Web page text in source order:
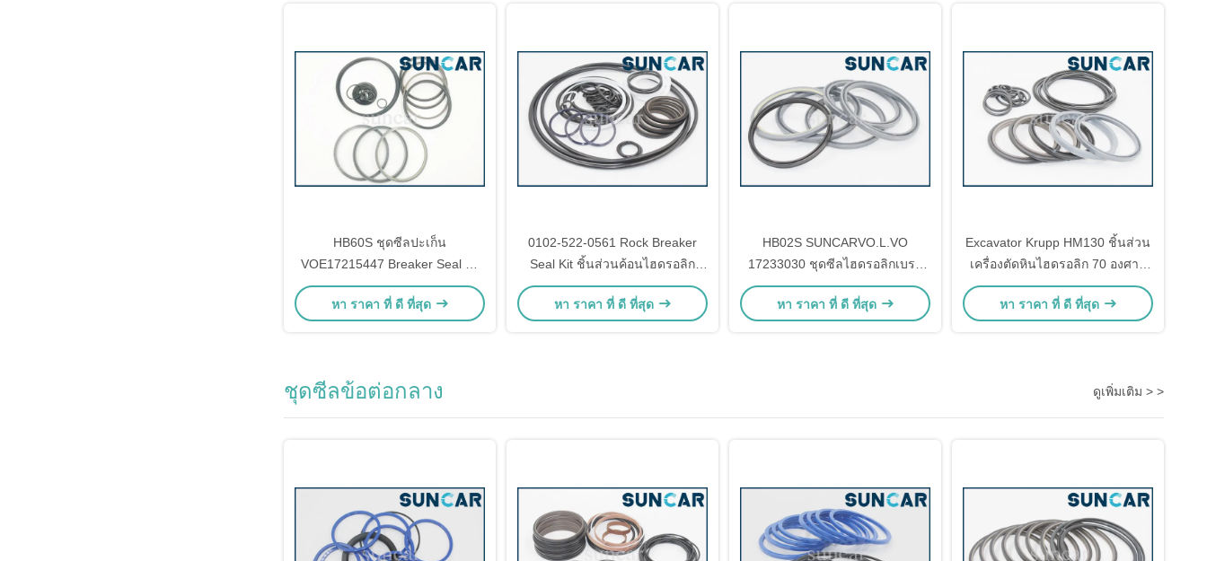
HB60S ชุดซีลปะเก็น
VOE17215447 Breaker Seal Kit
สำหรับ EC55B SUNCARVO.L.VO
หา ราคา ที่ ดี ที่สุด
0102-522-0561 Rock Breaker
Seal Kit ชิ้นส่วนค้อนไฮดรอลิก
สำหรับ RAMFOS TF-50
หา ราคา ที่ ดี ที่สุด
HB02S SUNCARVO.L.VO
17233030 ชุดซีลไฮดรอลิกเบรก
เกอร์สำหรับ EC15C EC17C
Excavator
หา ราคา ที่ ดี ที่สุด
Excavator Krupp HM130 ชิ้นส่วน
เครื่องตัดหินไฮดรอลิก 70 องศา -
95 องศา
หา ราคา ที่ ดี ที่สุด
ชุดซีลข้อต่อกลาง ดูเพิ่มเติม > >